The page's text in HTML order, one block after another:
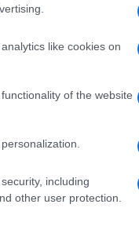
like cookies on
of the website
including
other user protection.
is er echt
werving
tegen de